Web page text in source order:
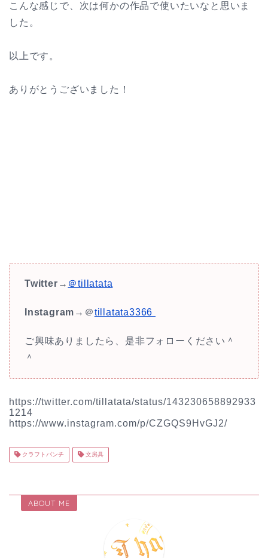
こんな感じで、次は何かの作品で使いたいなと思いま
した。
以上です。
ありがとうございました！
Twitter → ＠tillatata
Instagram →＠tillatata3366
ご興味ありましたら、是非フォローください＾
＾
https://twitter.com/tillatata/status/143230658892933
1214
https://www.instagram.com/p/CZGQS9HvGJ2/
クラフトパンチ 文房具
ABOUT ME